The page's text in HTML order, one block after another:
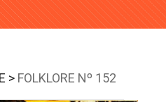
> FOLKLORE Nº 152